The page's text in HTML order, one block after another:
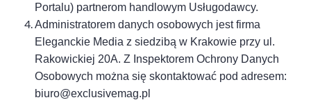
Portalu) partnerom handlowym Usługodawcy.
Administratorem danych osobowych jest firma
Eleganckie Media z siedzibą w Krakowie przy ul.
Rakowickiej 20A. Z Inspektorem Ochrony Danych
Osobowych można się skontaktować pod adresem:
biuro@exclusivemag.pl